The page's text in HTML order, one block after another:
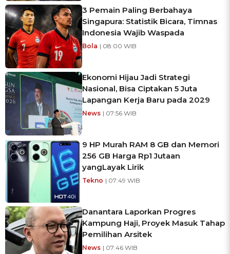
3 Pemain Paling Berbahaya
Singapura: Statistik Bicara, Timnas
Indonesia Wajib Waspada
Bola | 08:00 WIB
Ekonomi Hijau Jadi Strategi
Nasional, Bisa Ciptakan 5 Juta
Lapangan Kerja Baru pada 2029
News | 07:56 WIB
9 HP Murah RAM 8 GB dan Memori
256 GB Harga Rp1 Jutaan
yangLayak Lirik
Tekno | 07:49 WIB
Danantara Laporkan Progres
Kampung Haji, Proyek Masuk Tahap
Pemilihan Arsitek
News | 07:46 WIB